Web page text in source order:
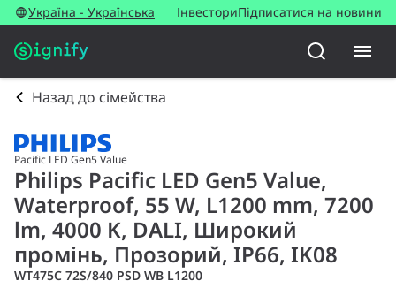
Україна - Українська ІнвесториПідписатися на новини
Назад до сімейства
Pacific LED Gen5 Value
Philips Pacific LED Gen5 Value,
Waterproof, 55 W, L1200 mm, 7200
lm, 4000 K, DALI, Широкий
промінь, Прозорий, IP66, IK08
WT475C 72S/840 PSD WB L1200